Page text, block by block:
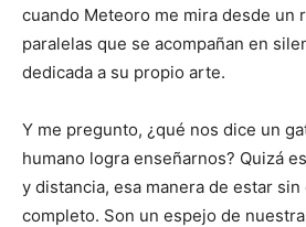
cuando Meteoro me mira desde un
paralelas que se acompañan en
dedicada a su propio arte.
Y me pregunto, ¿qué nos dice un
humano logra enseñarnos? Quizá
y distancia, esa manera de estar
completo. Son un espejo de